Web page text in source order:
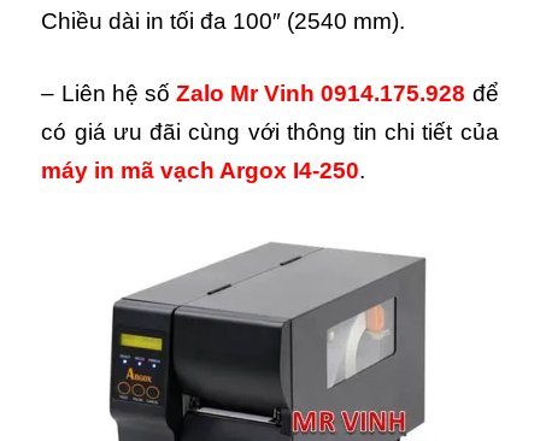
Chiều dài in tối đa 100″ (2540 mm).
– Liên hệ số Zalo Mr Vinh 0914.175.928 để
có giá ưu đãi cùng với thông tin chi tiết của
máy in mã vạch Argox I4-250.